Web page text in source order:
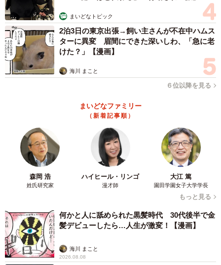
「わからないなんで？が率直な気持ちです。癒しになれた
ら嬉しいなと思います」
――「ひとりで泊まれる」というコンセプトですが、実際
に訪れるお客様はどのような方が多いのでしょうか？どん
「古い街並みが広がっていて、街歩きも楽しいので夕方く
らいにフラットにお散歩とか、0時くらいまでやってるお店
もあるので街全体を楽しんでもらえたらと思います。泊ま
れる喫茶店には、サウナとかもあるので多分1日じゃ無理な
ので連泊がおすすめです！」
「スパイスカレーとクリームソーダをずっと作り続けてい
るのでおすすめです」
泊まれる喫茶店としてオープンあと1歩のところでした。2
まいどなトピック
2泊3日の東京出張→飼い主さんが不在中ハムス
ターに異変 眉間にできた深いしわ、「急に老
けた？」【漫画】
海川 まこと
６位以降を見る
まいどなファミリー
（新着記事順）
森岡 浩
姓氏研究家
ハイヒール・リンゴ
漫才師
大江 篤
園田学園女子大学学長
もっと見る
何かと人に舐められた黒髪時代 30代後半で金
髪デビューしたら…人生が激変！【漫画】
海川 まこと
2026.08.08